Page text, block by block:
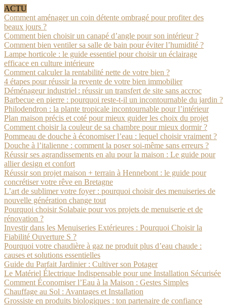
ACTU
Comment aménager un coin détente ombragé pour profiter des
beaux jours ?
Comment bien choisir un canapé d’angle pour son intérieur ?
Comment bien ventiler sa salle de bain pour éviter l’humidité ?
Lampe horticole : le guide essentiel pour choisir un éclairage
efficace en culture intérieure
Comment calculer la rentabilité nette de votre bien ?
4 étapes pour réussir la revente de votre bien immobilier
Déménageur industriel : réussir un transfert de site sans accroc
Barbecue en pierre : pourquoi reste-t-il un incontournable du jardin ?
Philodendron : la plante tropicale incontournable pour l’intérieur
Plan maison précis et coté pour mieux guider les choix du projet
Comment choisir la couleur de sa chambre pour mieux dormir ?
Pommeau de douche à économiser l’eau : lequel choisir vraiment ?
Douche à l’italienne : comment la poser soi-même sans erreurs ?
Réussir ses agrandissements en alu pour la maison : Le guide pour
allier design et confort
Réussir son projet maison + terrain à Hennebont : le guide pour
concrétiser votre rêve en Bretagne
L’art de sublimer votre foyer : pourquoi choisir des menuiseries de
nouvelle génération change tout
Pourquoi choisir Solabaie pour vos projets de menuiserie et de
rénovation ?
Investir dans les Menuiseries Extérieures : Pourquoi Choisir la
Fiabilité Ouverture S ?
Pourquoi votre chaudière à gaz ne produit plus d’eau chaude :
causes et solutions essentielles
Guide du Parfait Jardinier : Cultiver son Potager
Le Matériel Électrique Indispensable pour une Installation Sécurisée
Comment Économiser l’Eau à la Maison : Gestes Simples
Chauffage au Sol : Avantages et Installation
Grossiste en produits biologiques : ton partenaire de confiance